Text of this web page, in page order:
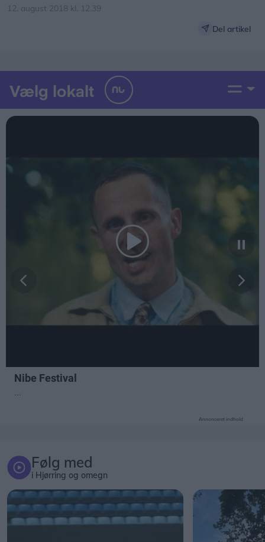
12. august 2018 kl. 12.39
Del artikel
Annonceret indhold
Følg med
i Hjørring og omegn